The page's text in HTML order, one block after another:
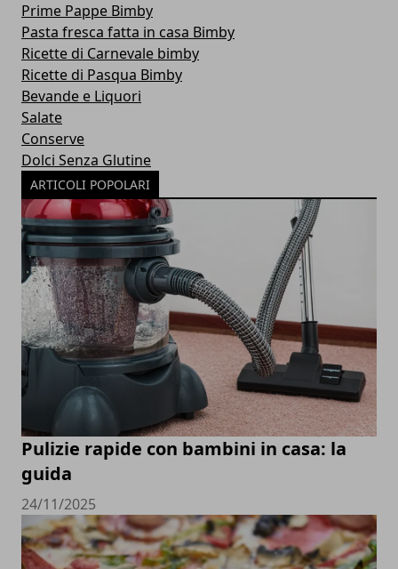
Prime Pappe Bimby
Pasta fresca fatta in casa Bimby
Ricette di Carnevale bimby
Ricette di Pasqua Bimby
Bevande e Liquori
Salate
Conserve
Dolci Senza Glutine
ARTICOLI POPOLARI
Pulizie rapide con bambini in casa: la
guida
24/11/2025